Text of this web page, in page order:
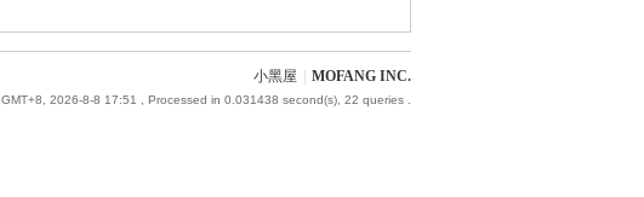
小黑屋 MOFANG INC.
GMT+8, 2026-8-8 17:51 , Processed in 0.031438 second(s), 22 queries .